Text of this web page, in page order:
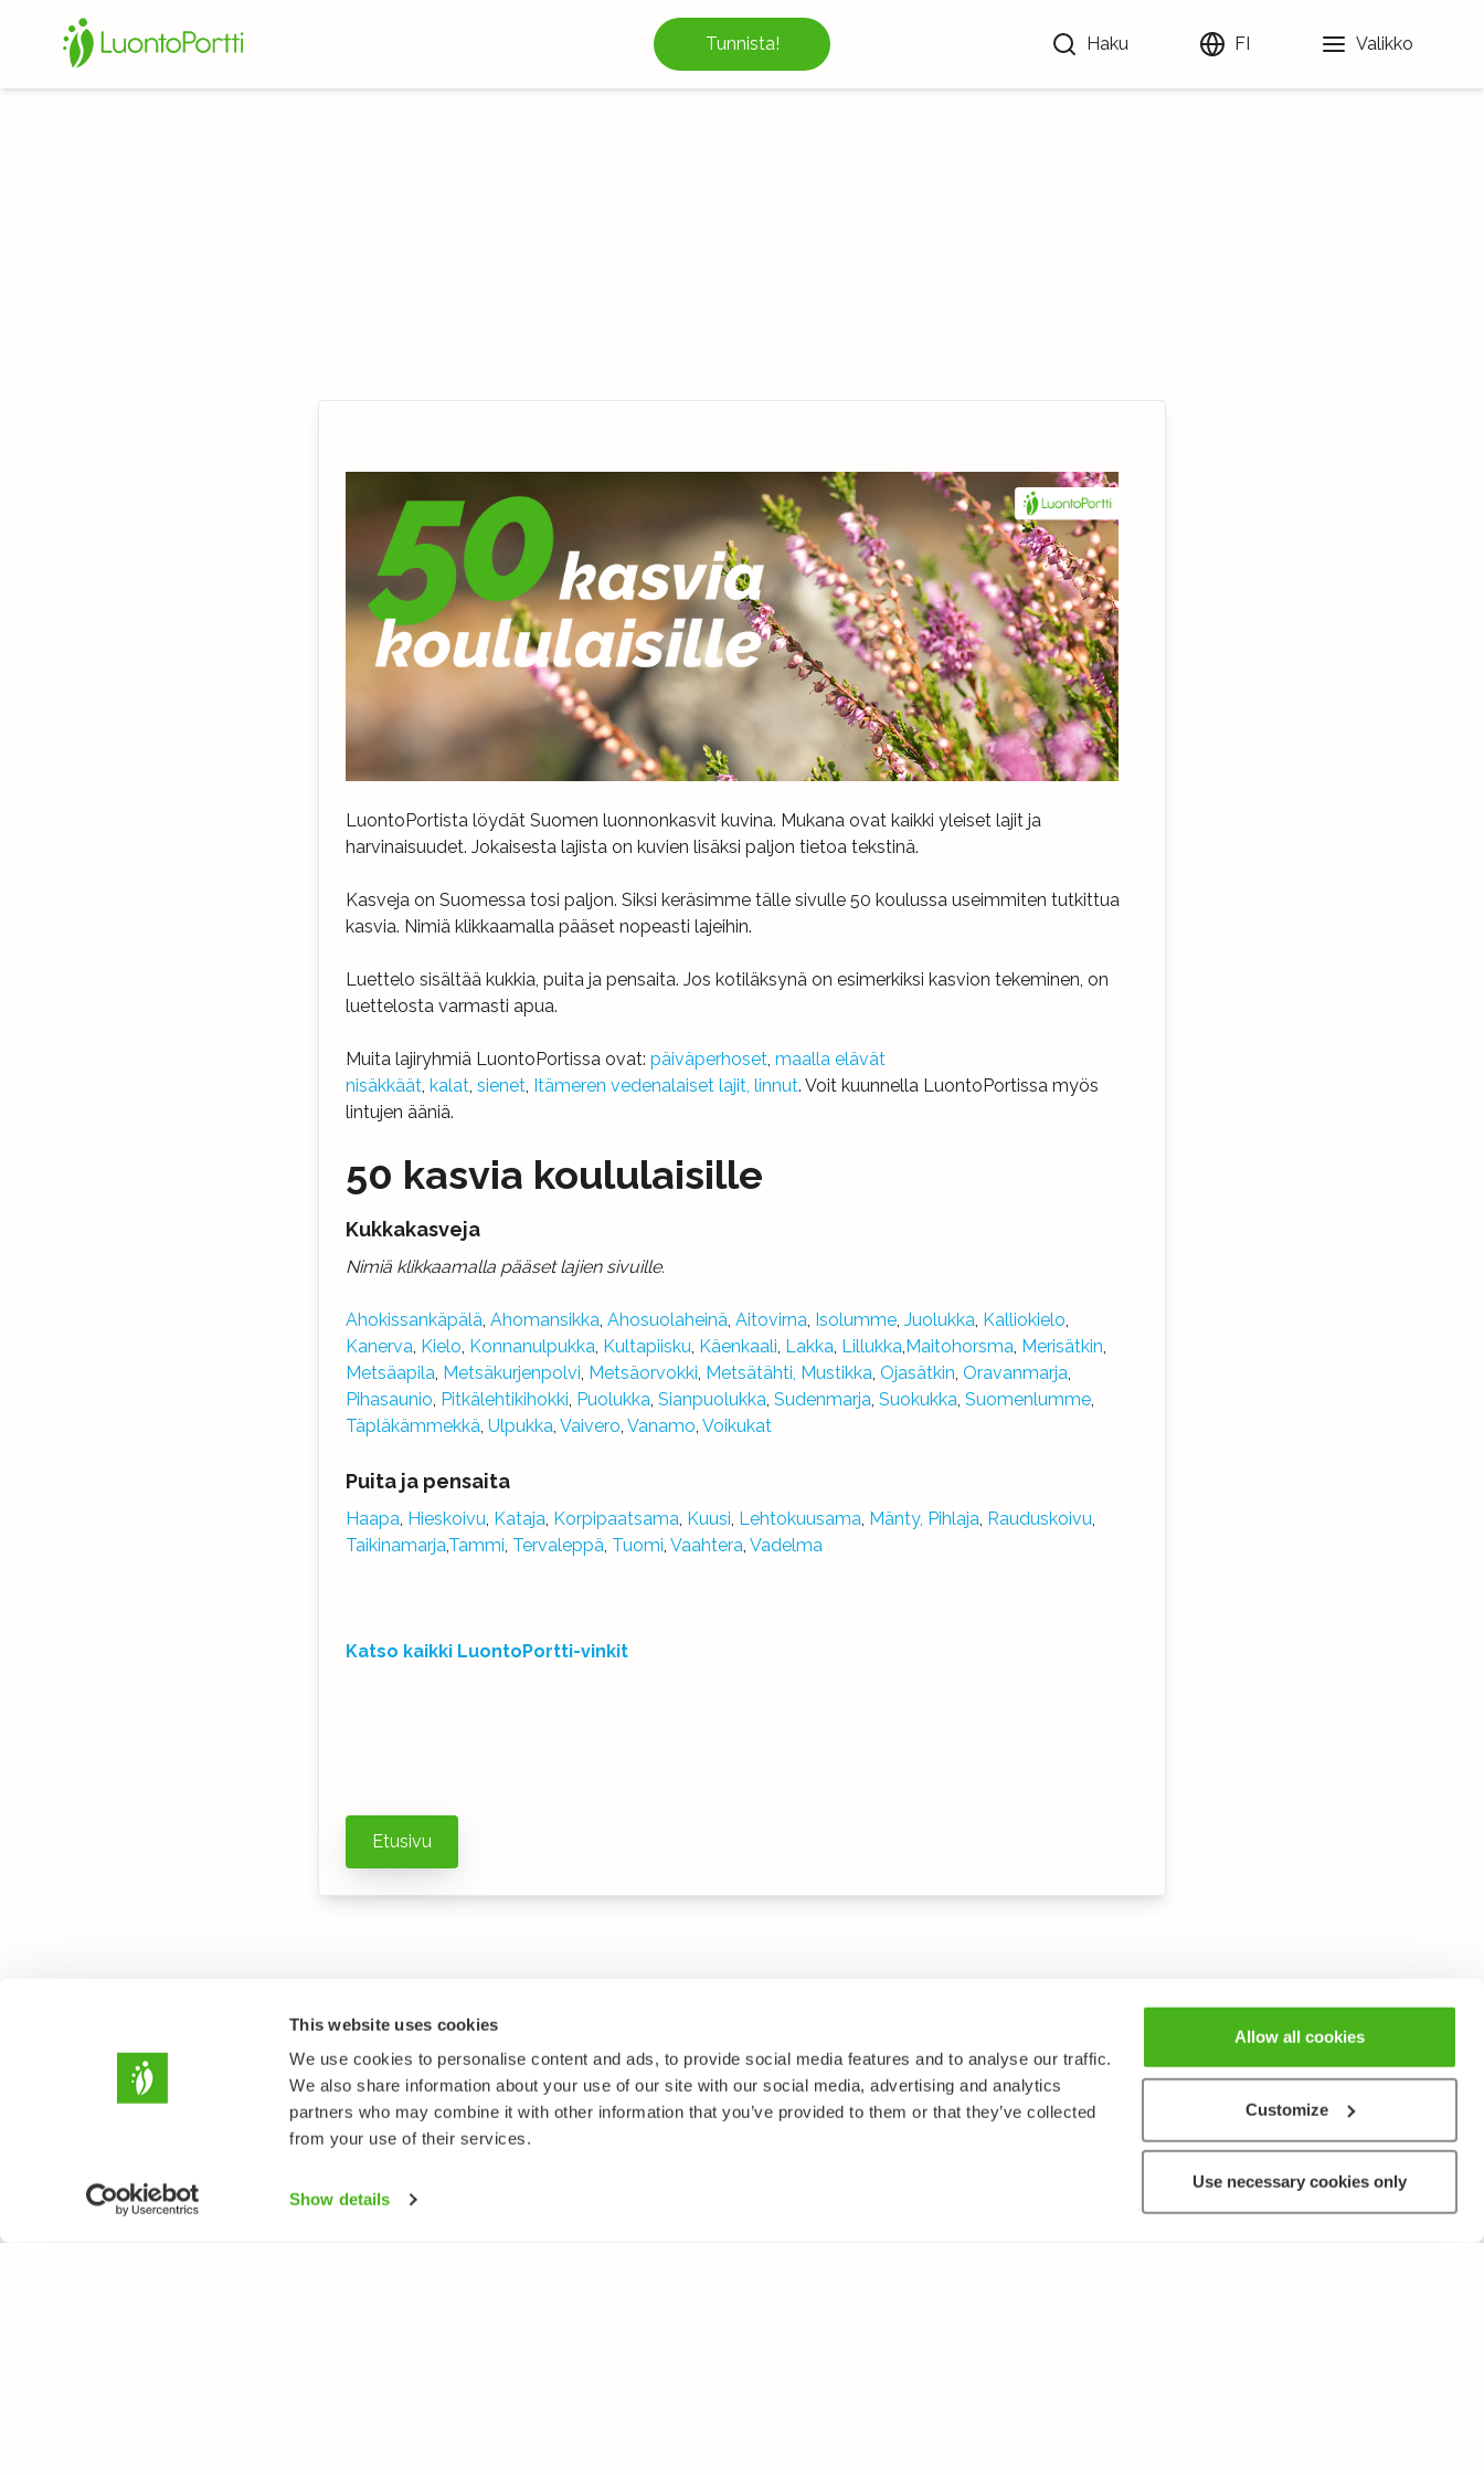
This website uses cookies
We use cookies to personalise content and ads, to provide social media features and to analyse our traffic.
We also share information about your use of our site with our social media, advertising and analytics
partners who may combine it with other information that you’ve provided to them or that they’ve collected
from your use of their services.
Show details
Allow all cookies
Customize
Use necessary cookies only
Tunnista! Haku FI Valikko
LuontoPortista löydät Suomen luonnonkasvit kuvina. Mukana ovat kaikki yleiset lajit ja
harvinaisuudet. Jokaisesta lajista on kuvien lisäksi paljon tietoa tekstinä.
Kasveja on Suomessa tosi paljon. Siksi keräsimme tälle sivulle 50 koulussa useimmiten tutkittua
kasvia. Nimiä klikkaamalla pääset nopeasti lajeihin.
Luettelo sisältää kukkia, puita ja pensaita. Jos kotiläksynä on esimerkiksi kasvion tekeminen, on
luettelosta varmasti apua.
Muita lajiryhmiä LuontoPortissa ovat: päiväperhoset, maalla elävät
nisäkkäät, kalat, sienet, Itämeren vedenalaiset lajit, linnut. Voit kuunnella LuontoPortissa myös
lintujen ääniä.
50 kasvia koululaisille
Kukkakasveja
Nimiä klikkaamalla pääset lajien sivuille.
Ahokissankäpälä, Ahomansikka, Ahosuolaheinä, Aitovirna, Isolumme, Juolukka, Kalliokielo,
Kanerva, Kielo, Konnanulpukka, Kultapiisku, Käenkaali, Lakka, Lillukka,Maitohorsma, Merisätkin,
Metsäapila, Metsäkurjenpolvi, Metsäorvokki, Metsätähti, Mustikka, Ojasätkin, Oravanmarja,
Pihasaunio, Pitkälehtikihokki, Puolukka, Sianpuolukka, Sudenmarja, Suokukka, Suomenlumme,
Täpläkämmekkä, Ulpukka, Vaivero, Vanamo, Voikukat
Puita ja pensaita
Haapa, Hieskoivu, Kataja, Korpipaatsama, Kuusi, Lehtokuusama, Mänty, Pihlaja, Rauduskoivu,
Taikinamarja,Tammi, Tervaleppä, Tuomi, Vaahtera, Vadelma
Katso kaikki LuontoPortti-vinkit
Etusivu